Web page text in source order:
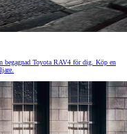
begagnad Toyota RAV4 för dig. Köp en